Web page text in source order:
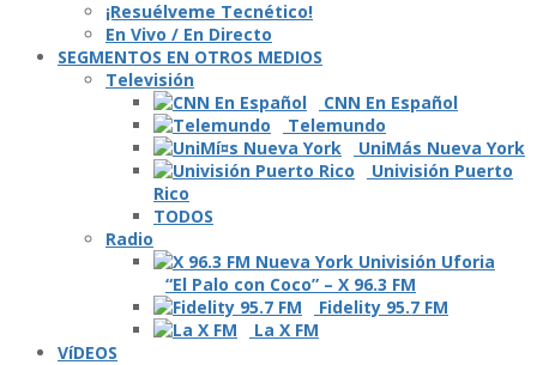
¡Resuélveme Tecnético!
En Vivo / En Directo
SEGMENTOS EN OTROS MEDIOS
Televisión
CNN En Español
Telemundo
UniMás Nueva York
Univisión Puerto
Rico
TODOS
Radio
“El Palo con Coco” – X 96.3 FM
Fidelity 95.7 FM
La X FM
VíDEOS